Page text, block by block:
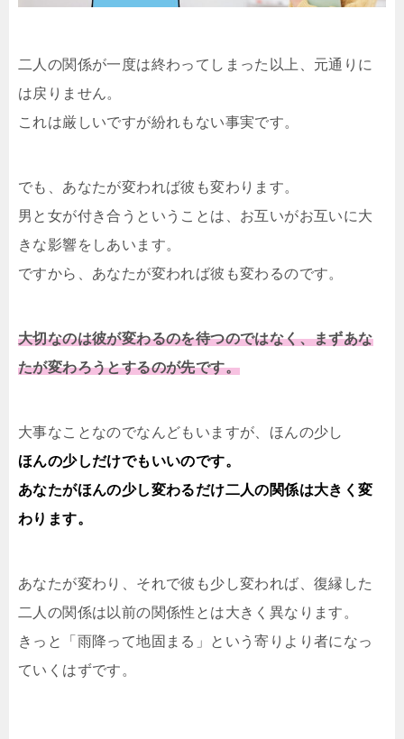
二人の関係が一度は終わってしまった以上、元通りに
は戻りません。
これは厳しいですが紛れもない事実です。
でも、あなたが変われば彼も変わります。
男と女が付き合うということは、お互いがお互いに大
きな影響をしあいます。
ですから、あなたが変われば彼も変わるのです。
大切なのは彼が変わるのを待つのではなく、まずあな
たが変わろうとするのが先です。
大事なことなのでなんどもいますが、ほんの少し
ほんの少しだけでもいいのです。
あなたがほんの少し変わるだけ二人の関係は大きく変
わります。
あなたが変わり、それで彼も少し変われば、復縁した
二人の関係は以前の関係性とは大きく異なります。
きっと「雨降って地固まる」という寄りより者になっ
ていくはずです。